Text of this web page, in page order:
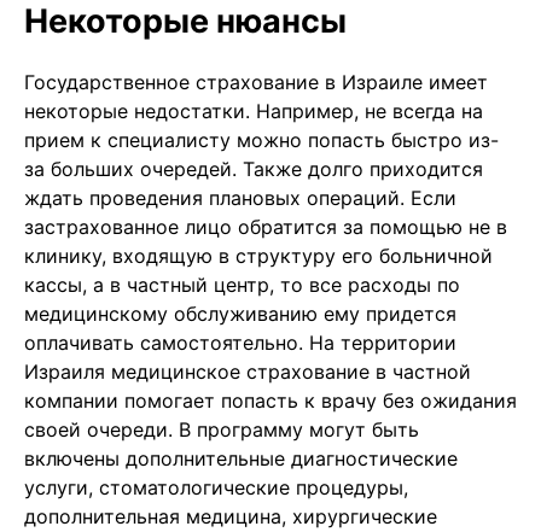
Некоторые нюансы
Государственное страхование в Израиле имеет
некоторые недостатки. Например, не всегда на
прием к специалисту можно попасть быстро из-
за больших очередей. Также долго приходится
ждать проведения плановых операций. Если
застрахованное лицо обратится за помощью не в
клинику, входящую в структуру его больничной
кассы, а в частный центр, то все расходы по
медицинскому обслуживанию ему придется
оплачивать самостоятельно. На территории
Израиля медицинское страхование в частной
компании помогает попасть к врачу без ожидания
своей очереди. В программу могут быть
включены дополнительные диагностические
услуги, стоматологические процедуры,
дополнительная медицина, хирургические